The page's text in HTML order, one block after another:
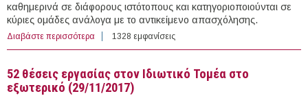
καθημερινά σε διάφορους ιστότοπους και κατηγοριοποιούνται σε
κύριες ομάδες ανάλογα με το αντικείμενο απασχόλησης.
Διαβάστε περισσότερα για 145 θέσεις εργασίας στον Ιδιωτικό Τομέα στην
Κύπρο (29/11/2017)
1328 εμφανίσεις
52 θέσεις εργασίας στον Ιδιωτικό Τομέα στο
εξωτερικό (29/11/2017)